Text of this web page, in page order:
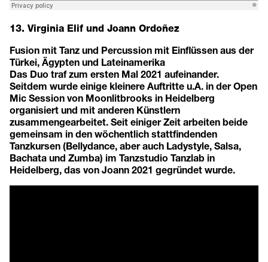
13. Virginia Elif und Joann Ordoñez
Fusion mit Tanz und Percussion mit Einflüssen aus der
Türkei, Ägypten und Lateinamerika
Das Duo traf zum ersten Mal 2021 aufeinander.
Seitdem wurde einige kleinere Auftritte u.A. in der Open
Mic Session von Moonlitbrooks in Heidelberg
organisiert und mit anderen Künstlern
zusammengearbeitet. Seit einiger Zeit arbeiten beide
gemeinsam in den wöchentlich stattfindenden
Tanzkursen (Bellydance, aber auch Ladystyle, Salsa,
Bachata und Zumba) im Tanzstudio Tanzlab in
Heidelberg, das von Joann 2021 gegründet wurde.